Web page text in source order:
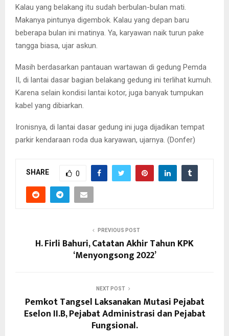
Kalau yang belakang itu sudah berbulan-bulan mati.
Makanya pintunya digembok. Kalau yang depan baru
beberapa bulan ini matinya. Ya, karyawan naik turun pake
tangga biasa, ujar askun.
Masih berdasarkan pantauan wartawan di gedung Pemda
II, di lantai dasar bagian belakang gedung ini terlihat kumuh.
Karena selain kondisi lantai kotor, juga banyak tumpukan
kabel yang dibiarkan.
Ironisnya, di lantai dasar gedung ini juga dijadikan tempat
parkir kendaraan roda dua karyawan, ujarnya. (Donfer)
SHARE 0
PREVIOUS POST
H. Firli Bahuri, Catatan Akhir Tahun KPK
‘Menyongsong 2022’
NEXT POST
Pemkot Tangsel Laksanakan Mutasi Pejabat
Eselon II.B, Pejabat Administrasi dan Pejabat
Fungsional.